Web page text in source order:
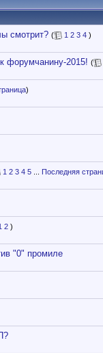
смотрит? ( 1 2 3 4 )
форумчанину-2015! (
)
1 2 3 4 5
Последняя
2 )
"0" промиле